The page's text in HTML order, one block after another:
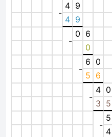
-
4 9
4 9
-
0 6
0
-
6 0
5 6
-
4 0
3 5
-
5
4